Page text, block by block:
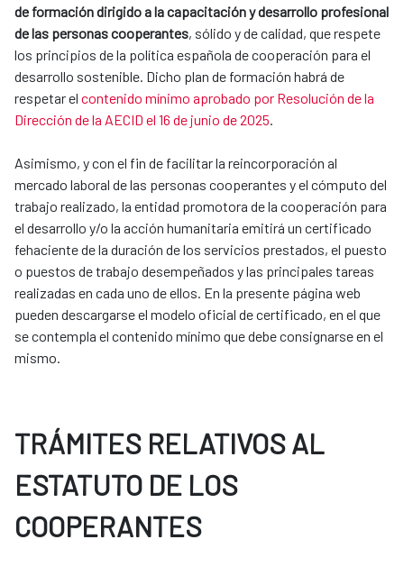
de formación dirigido a la capacitación y desarrollo profesional
de las personas cooperantes, sólido y de calidad, que respete
los principios de la política española de cooperación para el
desarrollo sostenible. Dicho plan de formación habrá de
respetar el contenido mínimo aprobado por Resolución de la
Dirección de la AECID el 16 de junio de 2025.
Asimismo, y con el fin de facilitar la reincorporación al
mercado laboral de las personas cooperantes y el cómputo del
trabajo realizado, la entidad promotora de la cooperación para
el desarrollo y/o la acción humanitaria emitirá un certificado
fehaciente de la duración de los servicios prestados, el puesto
o puestos de trabajo desempeñados y las principales tareas
realizadas en cada uno de ellos. En la presente página web
pueden descargarse el modelo oficial de certificado, en el que
se contempla el contenido mínimo que debe consignarse en el
mismo.
TRÁMITES RELATIVOS AL
ESTATUTO DE LOS
COOPERANTES